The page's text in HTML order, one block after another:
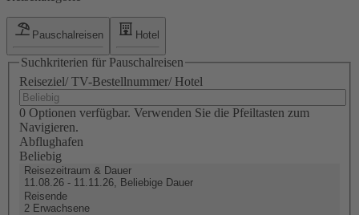
Pauschalreisen Hotel
Suchkriterien für Pauschalreisen
Reiseziel/ TV-Bestellnummer/ Hotel
0 Optionen verfügbar. Verwenden Sie die Pfeiltasten zum
Navigieren.
Abflughafen
Beliebig
Reisezeitraum & Dauer
11.08.26 - 11.11.26, Beliebige Dauer
Reisende
2 Erwachsene